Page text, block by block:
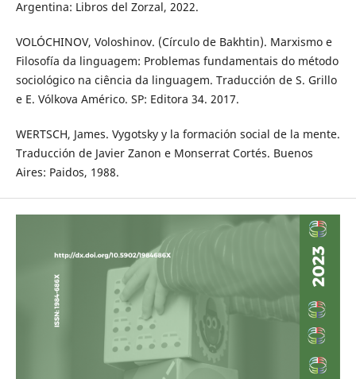
Argentina: Libros del Zorzal, 2022.
VOLÓCHINOV, Voloshinov. (Círculo de Bakhtin). Marxismo e
Filosofía da linguagem: Problemas fundamentais do método
sociológico na ciência da linguagem. Traducción de S. Grillo
e E. Vólkova Américo. SP: Editora 34. 2017.
WERTSCH, James. Vygotsky y la formación social de la mente.
Traducción de Javier Zanon e Monserrat Cortés. Buenos
Aires: Paidos, 1988.